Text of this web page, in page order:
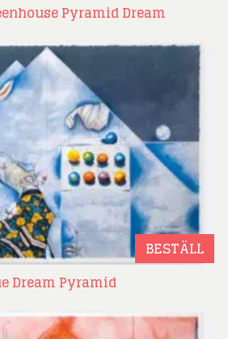
Pyramid Dream
BESTÄLL
Dream Pyramid